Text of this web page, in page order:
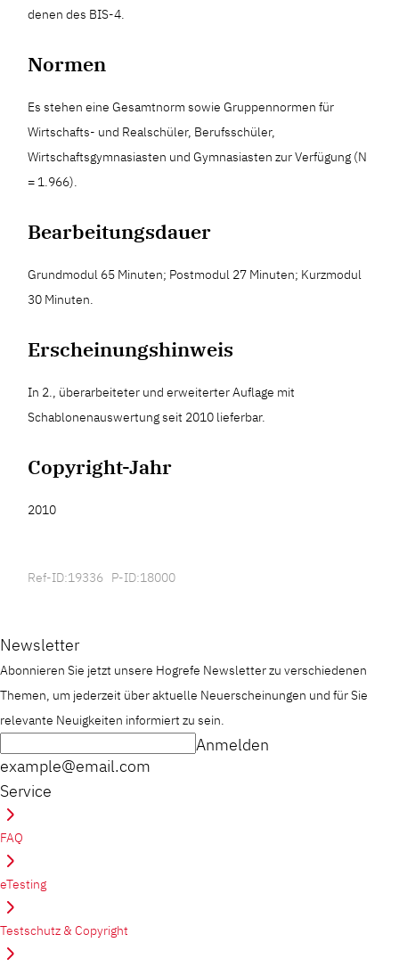
denen des BIS-4.
Normen
Es stehen eine Gesamtnorm sowie Gruppennormen für
Wirtschafts- und Realschüler, Berufsschüler,
Wirtschaftsgymnasiasten und Gymnasiasten zur Verfügung (N
= 1.966).
Bearbeitungsdauer
Grundmodul 65 Minuten; Postmodul 27 Minuten; Kurzmodul
30 Minuten.
Erscheinungshinweis
In 2., überarbeiteter und erweiterter Auflage mit
Schablonenauswertung seit 2010 lieferbar.
Copyright-Jahr
2010
Ref-ID:19336 P-ID:18000
Newsletter
Abonnieren Sie jetzt unsere Hogrefe Newsletter zu verschiedenen
Themen, um jederzeit über aktuelle Neuerscheinungen und für Sie
relevante Neuigkeiten informiert zu sein.
example@email.com
Anmelden
Service
FAQ
eTesting
Testschutz & Copyright